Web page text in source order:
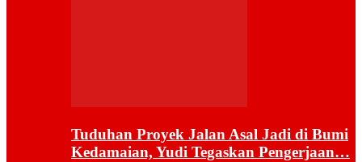
Tuduhan Proyek Jalan Asal Jadi di Bumi
Kedamaian, Yudi Tegaskan Pengerjaan…